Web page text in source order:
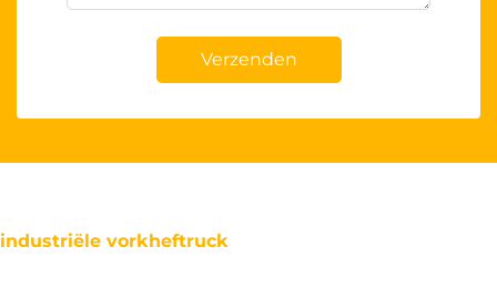
Verzenden
industriële vorkheftruck